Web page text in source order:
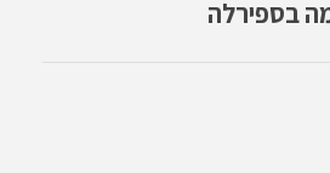
בספירלה